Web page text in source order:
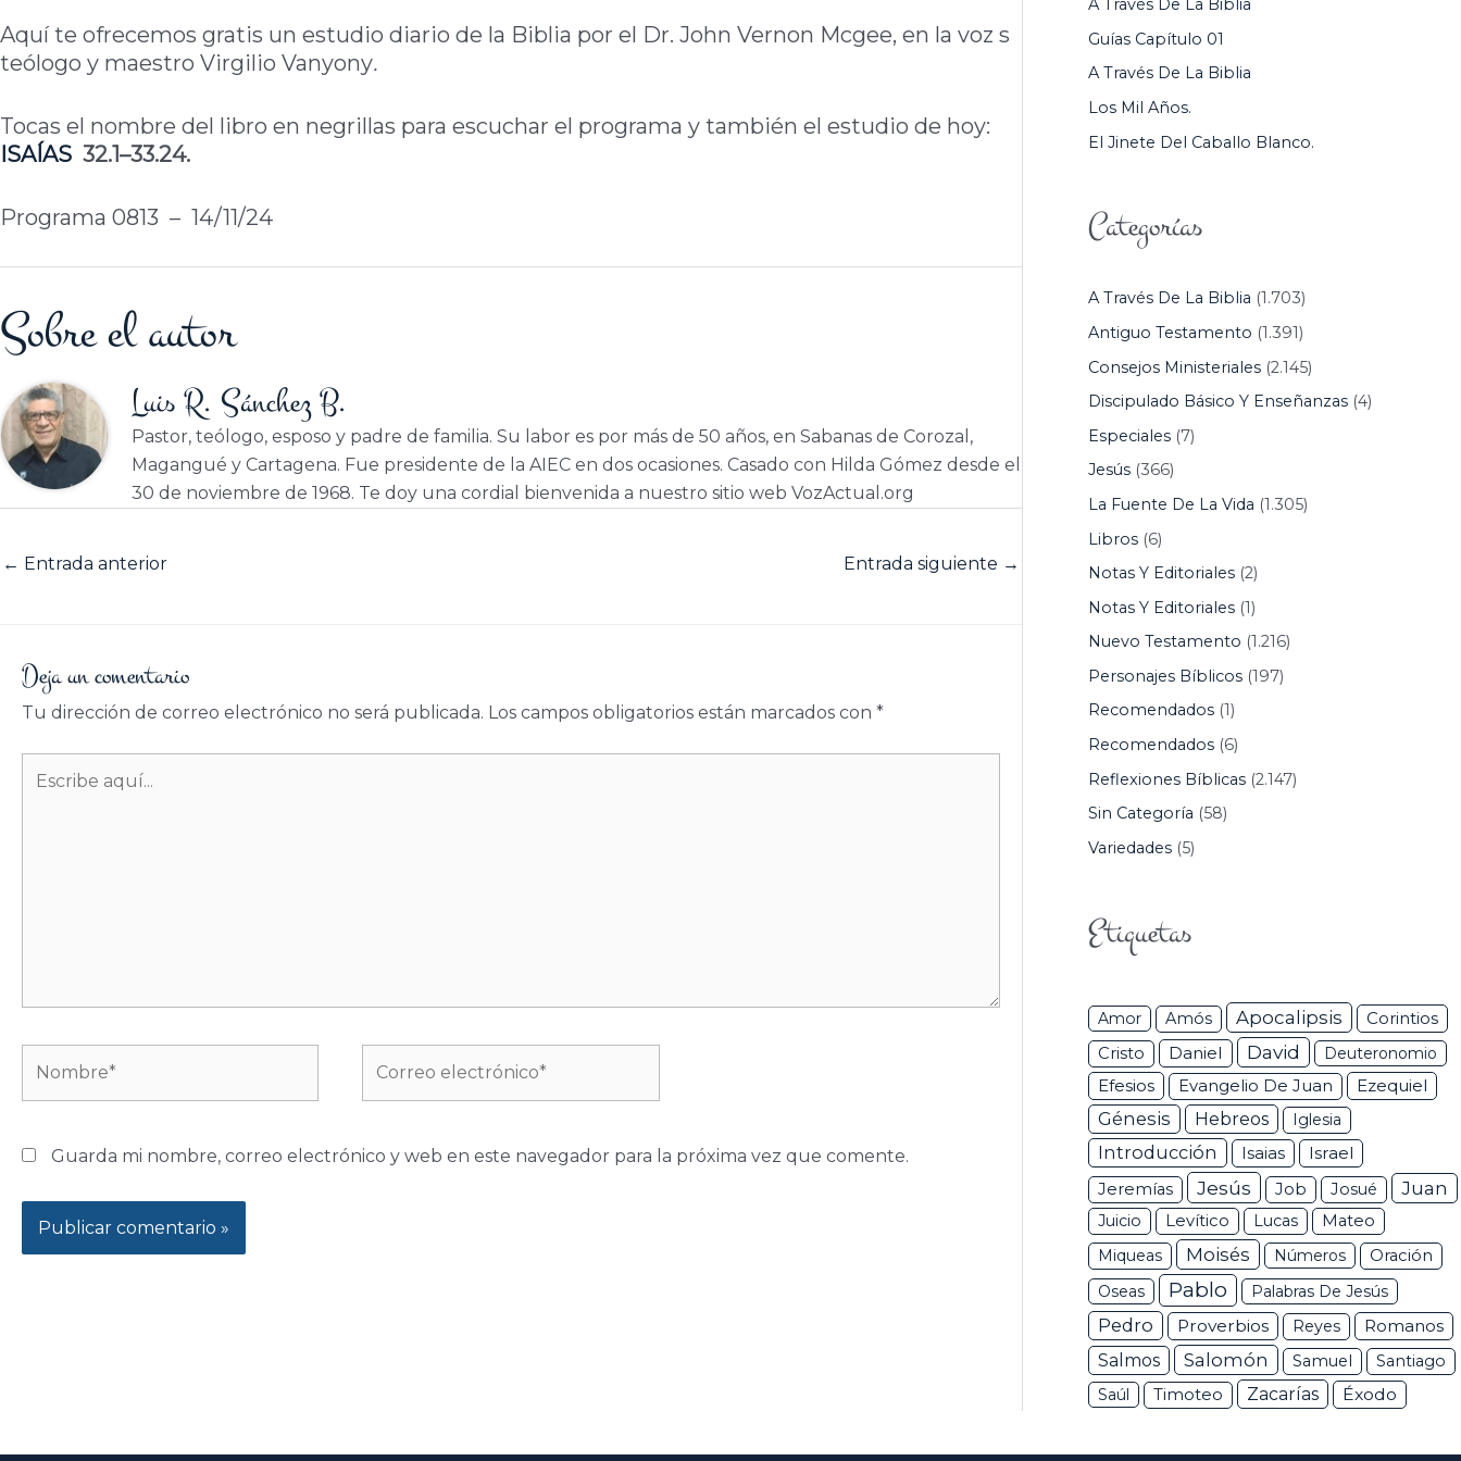
Aquí te ofrecemos gratis un estudio diario de la Biblia por el Dr. John Vernon Mcgee, en la voz s
teólogo y maestro Virgilio Vanyony.
Tocas el nombre del libro en negrillas para escuchar el programa y también el estudio de hoy:
ISAÍAS 32.1–33.24.
Programa 0813 – 14/11/24
Sobre el autor
Luis R. Sánchez B.
Pastor, teólogo, esposo y padre de familia. Su labor es por más de 50 años, en Sabanas de Corozal,
Magangué y Cartagena. Fue presidente de la AIEC en dos ocasiones. Casado con Hilda Gómez desde el
30 de noviembre de 1968. Te doy una cordial bienvenida a nuestro sitio web VozActual.org
← Entrada anterior Entrada siguiente →
Deja un comentario
Tu dirección de correo electrónico no será publicada. Los campos obligatorios están marcados con *
aquí...
electrónico*
Guarda mi nombre, correo electrónico y web en este navegador para la próxima vez que comente.
R
:
A Través De La Biblia
Guías Capítulo 01
A Través De La Biblia
Los Mil Años.
El Jinete Del Caballo Blanco.
Categorías
A Través De La Biblia (1.703)
Antiguo Testamento (1.391)
Consejos Ministeriales(2.145)
Discipulado Básico Y Enseñanzas(4)
Especiales(7)
Jesús(366)
La Fuente De La Vida (1.305)
Libros(6)
Notas Y Editoriales(2)
Notas Y Editoriales(1)
Nuevo Testamento (1.216)
Personajes Bíblicos(197)
Recomendados(1)
Recomendados(6)
Reflexiones Bíblicas(2.147)
Sin Categoría (58)
Variedades(5)
Etiquetas
Amor Amós Apocalipsis Corintios
Cristo Daniel David Deuteronomio
Efesios Evangelio De Juan Ezequiel
Génesis Hebreos Iglesia
Introducción Isaias Israel
Jeremías Jesús Job Josué Juan
Juicio Levítico Lucas
Mateo
Miqueas
Moisés Números
Oración
Oseas
Pablo Palabras De Jesús
Pedro Proverbios Reyes
Romanos
Salmos
Salomón Samuel
Santiago
Saúl
Timoteo Zacarías Éxodo